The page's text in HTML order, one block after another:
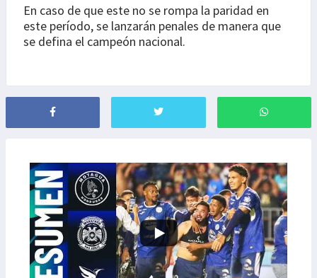
En caso de que este no se rompa la paridad en
este período, se lanzarán penales de manera que
se defina el campeón nacional.